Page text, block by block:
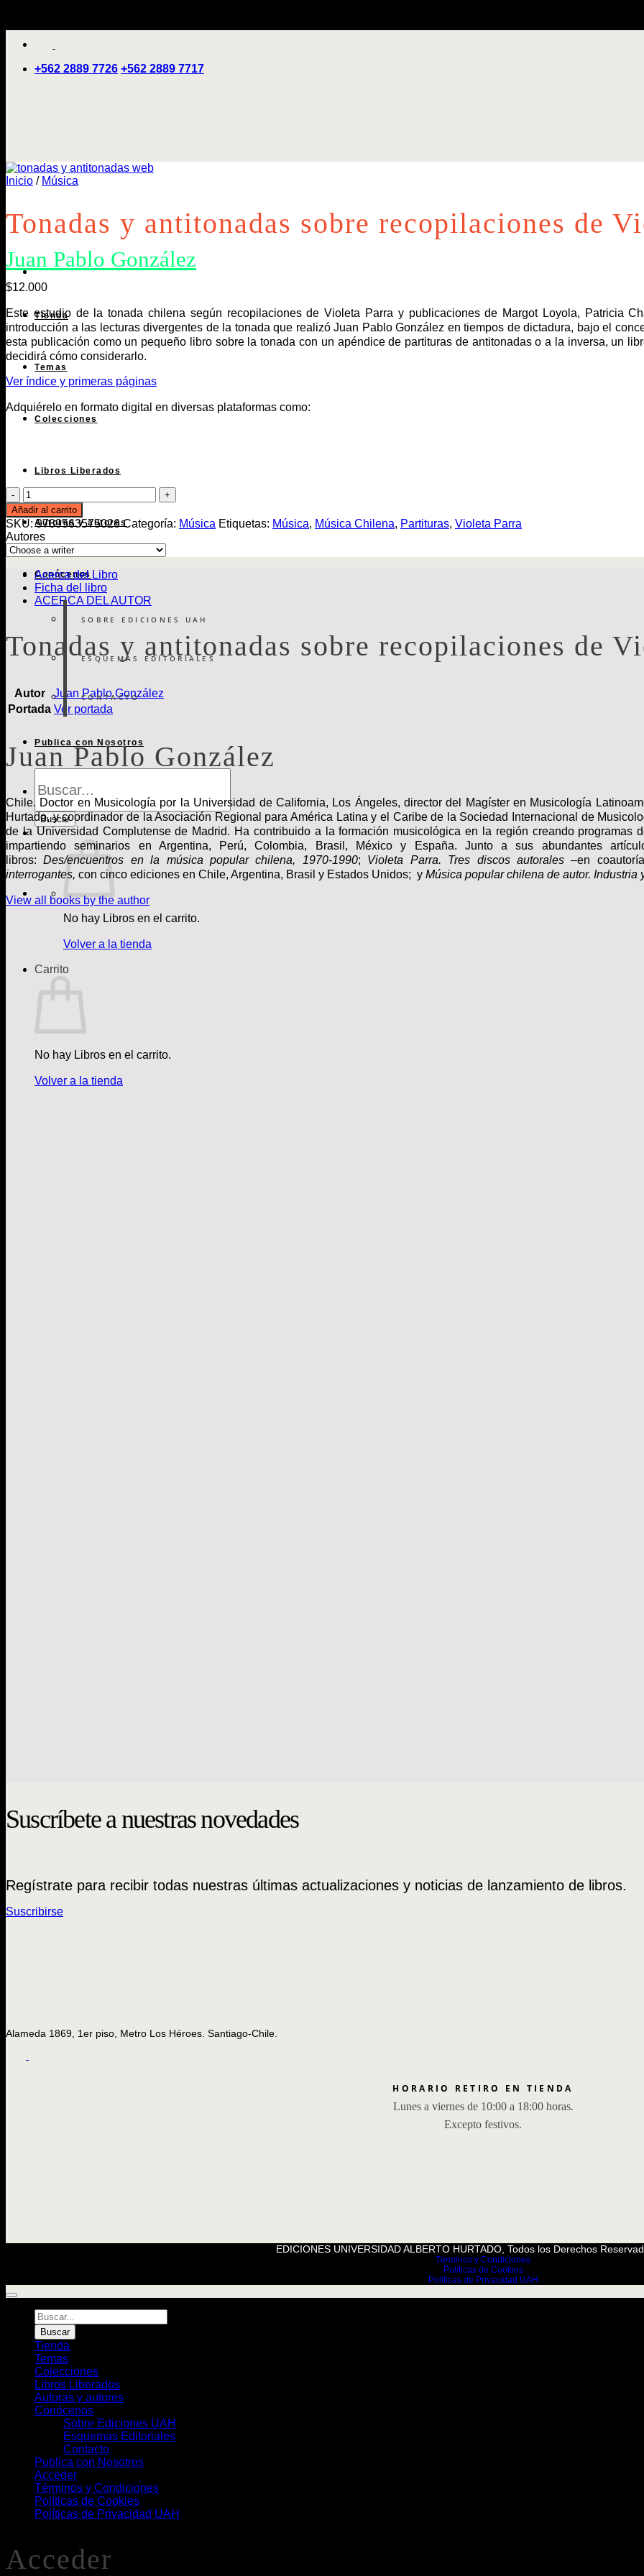
+562 2889 7726 +562 2889 7717
Tienda
Temas
Colecciones
Libros Liberados
Autoras y autores
Conócenos
SOBRE EDICIONES UAH
ESQUEMAS EDITORIALES
CONTACTO
Publica con Nosotros
de
Libros
Buscar
No hay Libros en el carrito.
Volver a la tienda
Carrito
No hay Libros en el carrito.
Volver a la tienda
Inicio / Música
Tonadas y antitonadas sobre recopilaciones de
Juan Pablo González
$12.000
Este estudio de la tonada chilena según recopilaciones de Violeta Parra y publicaciones de Margot Loyola, Patricia
introducción a las lecturas divergentes de la tonada que realizó Juan Pablo González en tiempos de dictadura, bajo el
esta publicación como un pequeño libro sobre la tonada con un apéndice de partituras de antitonadas o a la inversa, un
decidirá cómo considerarlo.
Ver índice y primeras páginas
Adquiérelo en formato digital en diversas plataformas como:
Tonadas
y
antitonadas
sobre
recopilaciones
de
Violeta
Parra
cantidad
Añadir al carrito
SKU:9789563575026 Categoría: Música Etiquetas: Música, Música Chilena, Partituras, Violeta Parra
Autores
Acerca del Libro
Ficha del libro
ACERCA DEL AUTOR
Tonadas y antitonadas sobre recopilaciones de
Autor
Juan Pablo González
Portada Ver portada
Juan Pablo González
Chile. Doctor en Musicología por la Universidad de California, Los Ángeles, director del Magíster en Musicología
Hurtado, y coordinador de la Asociación Regional para América Latina y el Caribe de la Sociedad Internacional de
de la Universidad Complutense de Madrid. Ha contribuido a la formación musicológica en la región creando programas
impartiendo seminarios en Argentina, Perú, Colombia, Brasil, México y España. Junto a sus abundantes
libros:Des/encuentros en la música popular chilena, 1970-1990; Violeta Parra. Tres discos autorales–en
interrogantes, con cinco ediciones en Chile, Argentina, Brasil y Estados Unidos; y Música popular chilena de autor.
View all books by the author
Suscríbete a nuestras novedades
Regístrate para recibir todas nuestras últimas actualizaciones y noticias de lanzamiento de libros.
Suscribirse
Alameda 1869, 1er piso, Metro Los Héroes. Santiago-Chile.
HORARIO RETIRO EN TIENDA
Lunes a viernes de 10:00 a 18:00 horas.
Excepto festivos.
EDICIONES UNIVERSIDAD ALBERTO HURTADO, Todos los Derechos
Términos y Condiciones
Políticas de Cookies
Políticas de Privacidad UAH
Búsqueda
de
Libros
Buscar
Tienda
Temas
Colecciones
Libros Liberados
Autoras y autores
Conócenos
Sobre Ediciones UAH
Esquemas Editoriales
Contacto
Publica con Nosotros
Acceder
Términos y Condiciones
Políticas de Cookies
Políticas de Privacidad UAH
Acceder